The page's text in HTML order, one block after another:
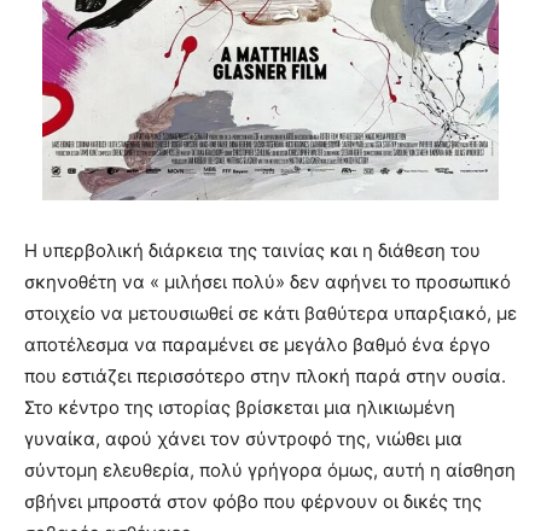
Η υπερβολική διάρκεια της ταινίας και η διάθεση του
σκηνοθέτη να « μιλήσει πολύ» δεν αφήνει το προσωπικό
στοιχείο να μετουσιωθεί σε κάτι βαθύτερα υπαρξιακό, με
αποτέλεσμα να παραμένει σε μεγάλο βαθμό ένα έργο
που εστιάζει περισσότερο στην πλοκή παρά στην ουσία.
Στο κέντρο της ιστορίας βρίσκεται μια ηλικιωμένη
γυναίκα, αφού χάνει τον σύντροφό της, νιώθει μια
σύντομη ελευθερία, πολύ γρήγορα όμως, αυτή η αίσθηση
σβήνει μπροστά στον φόβο που φέρνουν οι δικές της